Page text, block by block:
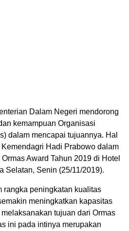
Dalam Negeri mendorong
kemampuan Organisasi
dalam mencapai tujuannya. Hal
Hadi Prabowo dalam
Award Tahun 2019 di Hotel
Selatan, Senin (25/11/2019).
rangka peningkatan kualitas
meningkatkan kapasitas
tujuan dari Ormas
ini pada intinya merupakan